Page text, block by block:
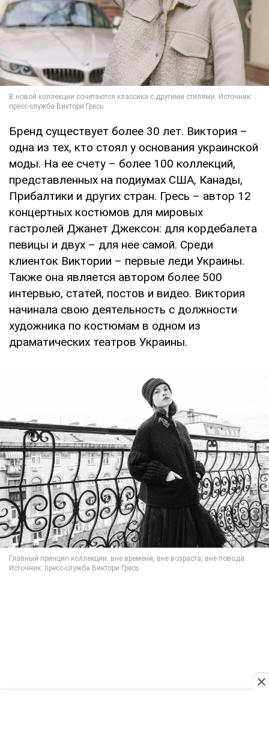
Бренд существует более 30 лет. Виктория –
одна из тех, кто стоял у основания украинской
моды. На ее счету – более 100 коллекций,
представленных на подиумах США, Канады,
Прибалтики и других стран. Гресь – автор 12
концертных костюмов для мировых
гастролей Джанет Джексон: для кордебалета
певицы и двух – для нее самой. Среди
клиенток Виктории – первые леди Украины.
Также она является автором более 500
интервью, статей, постов и видео. Виктория
начинала свою деятельность с должности
художника по костюмам в одном из
драматических театров Украины.